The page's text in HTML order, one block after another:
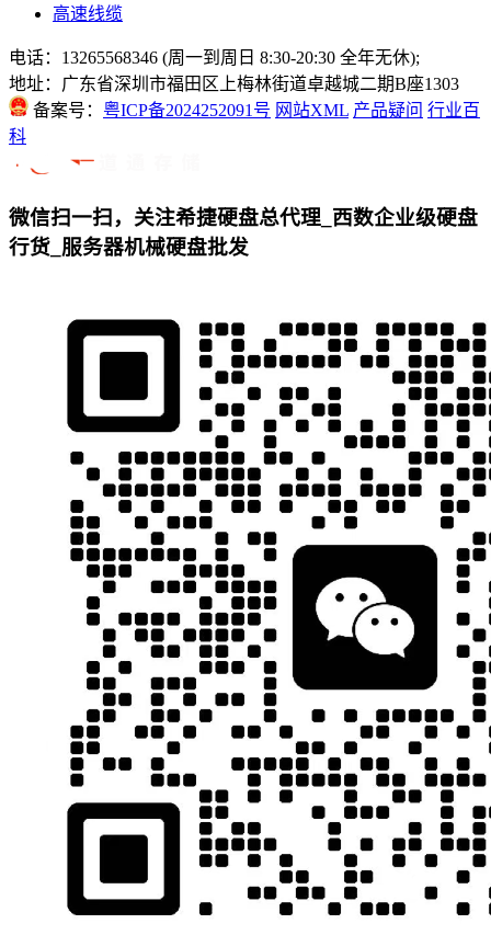
高速线缆
电话：13265568346 (周一到周日 8:30-20:30 全年无休);
地址：广东省深圳市福田区上梅林街道卓越城二期B座1303
备案号： 粤ICP备2024252091号 网站XML 产品疑问 行业百
科
微信扫一扫，关注希捷硬盘总代理_西数企业级硬盘
行货_服务器机械硬盘批发